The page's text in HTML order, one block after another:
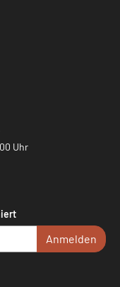
Uhr
Anmelden